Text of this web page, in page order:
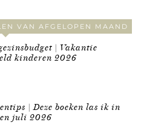
VAN AFGELOPEN MAAND
| Vakantie
kinderen 2026
| Deze boeken las ik in
juli 2026